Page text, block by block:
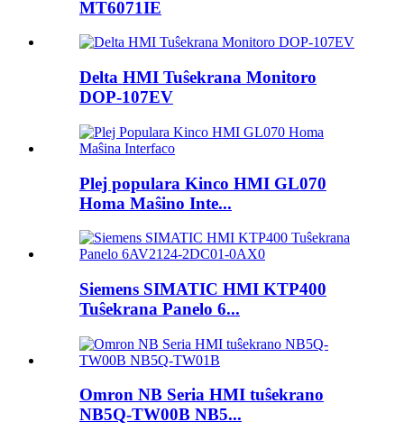
MT6071IE
Delta HMI Tuŝekrana Monitoro
DOP-107EV
Plej populara Kinco HMI GL070
Homa Maŝino Inte...
Siemens SIMATIC HMI KTP400
Tuŝekrana Panelo 6...
Omron NB Seria HMI tuŝekrano
NB5Q-TW00B NB5...